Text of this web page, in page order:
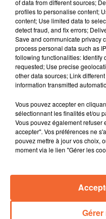
Une fois élus,
positionnent clairement
l'agriculture bio.
Une cour " oasis " en
Saint Porchaire à
s'inscrivant dans le
Coeur de Ville ".
Le conservatoire Tyndo
bougies ! Un lieu
connu bien des
Un chantier participatif
ce samedi dans la vallée
proposition faite par
plages vendéennes. La
demain à Saint-Fulgent.
of data from different sources;
profiles to personalise content;
content; Use limited data to
detect fraud, and fix errors;
Save and communicate privacy
process personal data such as
following functionalities: Identify
requested; Use precise
other data sources; Link
information transmitted
Vous pouvez accepter en
sélectionnant les finalités et/ou
Vous pouvez également
accepter". Vos préférences ne
pouvez mettre à jour vos choix,
moment via le lien "Gérer les